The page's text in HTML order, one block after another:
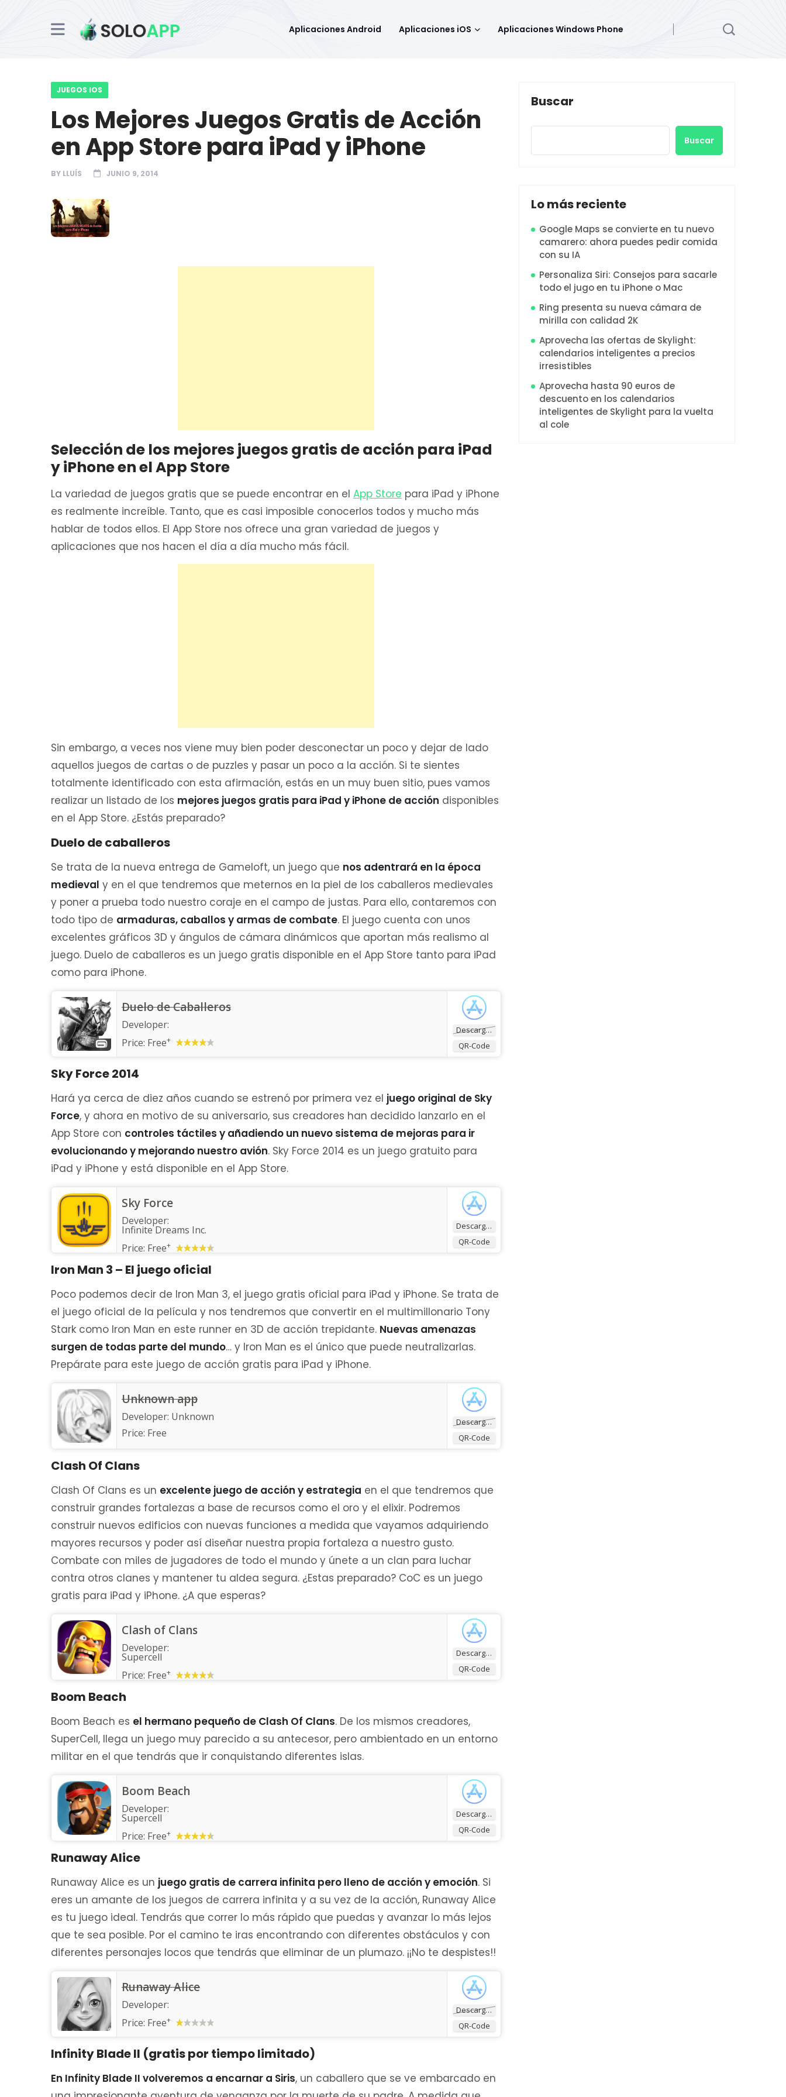
Aplicaciones Android Aplicaciones iOS Aplicaciones Windows Phone
JUEGOS IOS
Los Mejores Juegos Gratis de Acción
en App Store para iPad y iPhone
BY LLUÍS JUNIO 9, 2014
Selección de los mejores juegos gratis de acción para iPad
y iPhone en el App Store
La variedad de juegos gratis que se puede encontrar en el App Store para iPad y iPhone
es realmente increíble. Tanto, que es casi imposible conocerlos todos y mucho más
hablar de todos ellos. El App Store nos ofrece una gran variedad de juegos y
aplicaciones que nos hacen el día a día mucho más fácil.
Sin embargo, a veces nos viene muy bien poder desconectar un poco y dejar de lado
aquellos juegos de cartas o de puzzles y pasar un poco a la acción. Si te sientes
totalmente identificado con esta afirmación, estás en un muy buen sitio, pues vamos
realizar un listado de los mejores juegos gratis para iPad y iPhone de acción disponibles
en el App Store. ¿Estás preparado?
Duelo de caballeros
Se trata de la nueva entrega de Gameloft, un juego que nos adentrará en la época
medieval y en el que tendremos que meternos en la piel de los caballeros medievales
y poner a prueba todo nuestro coraje en el campo de justas. Para ello, contaremos con
todo tipo de armaduras, caballos y armas de combate. El juego cuenta con unos
excelentes gráficos 3D y ángulos de cámara dinámicos que aportan más realismo al
juego. Duelo de caballeros es un juego gratis disponible en el App Store tanto para iPad
como para iPhone.
Descargar
QR-Code
Duelo de Caballeros
Developer:
Price: Free+
Sky Force 2014
Hará ya cerca de diez años cuando se estrenó por primera vez el juego original de Sky
Force, y ahora en motivo de su aniversario, sus creadores han decidido lanzarlo en el
App Store con controles táctiles y añadiendo un nuevo sistema de mejoras para ir
evolucionando y mejorando nuestro avión. Sky Force 2014 es un juego gratuito para
iPad y iPhone y está disponible en el App Store.
Descargar
QR-Code
Sky Force
Developer:
Infinite Dreams Inc.
Price: Free+
Iron Man 3 – El juego oficial
Poco podemos decir de Iron Man 3, el juego gratis oficial para iPad y iPhone. Se trata de
el juego oficial de la película y nos tendremos que convertir en el multimillonario Tony
Stark como Iron Man en este runner en 3D de acción trepidante. Nuevas amenazas
surgen de todas parte del mundo… y Iron Man es el único que puede neutralizarlas.
Prepárate para este juego de acción gratis para iPad y iPhone.
Descargar
QR-Code
Unknown app
Developer: Unknown
Price: Free
Clash Of Clans
Clash Of Clans es un excelente juego de acción y estrategia en el que tendremos que
construir grandes fortalezas a base de recursos como el oro y el elixir. Podremos
construir nuevos edificios con nuevas funciones a medida que vayamos adquiriendo
mayores recursos y poder así diseñar nuestra propia fortaleza a nuestro gusto.
Combate con miles de jugadores de todo el mundo y únete a un clan para luchar
contra otros clanes y mantener tu aldea segura. ¿Estas preparado? CoC es un juego
gratis para iPad y iPhone. ¿A que esperas?
Descargar
QR-Code
Clash of Clans
Developer:
Supercell
Price: Free+
Boom Beach
Boom Beach es el hermano pequeño de Clash Of Clans. De los mismos creadores,
SuperCell, llega un juego muy parecido a su antecesor, pero ambientado en un entorno
militar en el que tendrás que ir conquistando diferentes islas.
Descargar
QR-Code
Boom Beach
Developer:
Supercell
Price: Free+
Runaway Alice
Runaway Alice es un juego gratis de carrera infinita pero lleno de acción y emoción. Si
eres un amante de los juegos de carrera infinita y a su vez de la acción, Runaway Alice
es tu juego ideal. Tendrás que correr lo más rápido que puedas y avanzar lo más lejos
que te sea posible. Por el camino te iras encontrando con diferentes obstáculos y con
diferentes personajes locos que tendrás que eliminar de un plumazo. ¡¡No te despistes!!
Descargar
QR-Code
Runaway Alice
Developer:
Price: Free+
Infinity Blade II (gratis por tiempo limitado)
En Infinity Blade II volveremos a encarnar a Siris, un caballero que se ve embarcado en
Buscar
Buscar
Lo más reciente
Google Maps se convierte en tu nuevo
camarero: ahora puedes pedir comida
con su IA
Personaliza Siri: Consejos para sacarle
todo el jugo en tu iPhone o Mac
Ring presenta su nueva cámara de
mirilla con calidad 2K
Aprovecha las ofertas de Skylight:
calendarios inteligentes a precios
irresistibles
Aprovecha hasta 90 euros de
descuento en los calendarios
inteligentes de Skylight para la vuelta
al cole